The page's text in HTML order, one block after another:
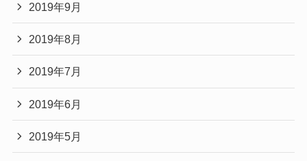
2019年9月
2019年8月
2019年7月
2019年6月
2019年5月